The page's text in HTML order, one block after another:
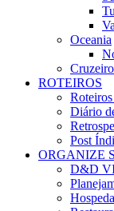
Oceania
ROTEIROS
Diário
Post
ORGANIZE
D&D